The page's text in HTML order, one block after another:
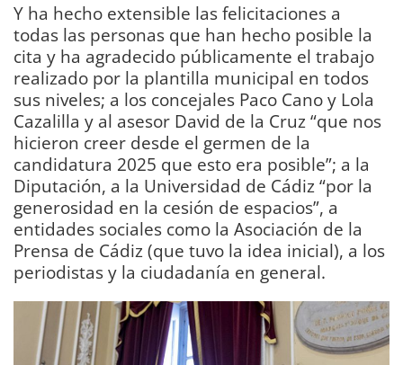
Y ha hecho extensible las felicitaciones a
todas las personas que han hecho posible la
cita y ha agradecido públicamente el trabajo
realizado por la plantilla municipal en todos
sus niveles; a los concejales Paco Cano y Lola
Cazalilla y al asesor David de la Cruz “que nos
hicieron creer desde el germen de la
candidatura 2025 que esto era posible”; a la
Diputación, a la Universidad de Cádiz “por la
generosidad en la cesión de espacios”, a
entidades sociales como la Asociación de la
Prensa de Cádiz (que tuvo la idea inicial), a los
periodistas y la ciudadanía en general.